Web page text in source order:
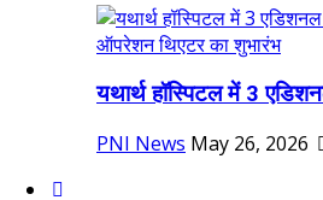
यथार्थ हॉस्पिटल में 3
PNI News May 26, 2026